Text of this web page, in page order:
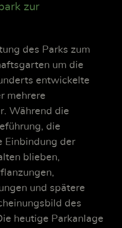
zur
des Parks zum
um die
entwickelte
mehrere
Während die
die
Einbindung der
blieben,
und spätere
des
heutige Parkanlage